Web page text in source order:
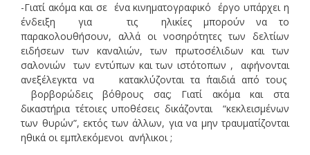
-Γιατί ακόμα και σε ένα κινηματογραφικό έργο υπάρχει η
ένδειξη για τις ηλικίες μπορούν να το
παρακολουθήσουν, αλλά οι νοσηρότητες των δελτίων
ειδήσεων των καναλιών, των πρωτοσέλιδων και των
σαλονιών των εντύπων και των ιστότοπων , αφήνονται
ανεξέλεγκτα να κατακλύζονται τα ΄παιδιά από τους
βορβορώδεις βόθρους σας; Γιατί ακόμα και στα
δικαστήρια τέτοιες υποθέσεις δικάζονται “κεκλεισμένων
των θυρών”, εκτός των άλλων, για να μην τραυματίζονται
ηθικά οι εμπλεκόμενοι ανήλικοι ;